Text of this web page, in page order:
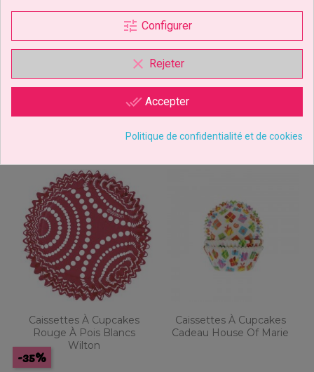
3,99 €
Ajouter au panier
de
3,49 €
-35%
2,27 €
Caissettes À Cupcakes
Rouge À Pois Blancs
Wilton
-35%
Caissettes À Cupcakes
Cadeau House Of Marie
tune Configurer
clear Rejeter
done_all Accepter
Politique de confidentialité et de cookies